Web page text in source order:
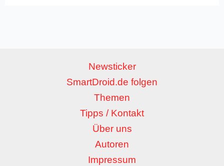
Newsticker
SmartDroid.de folgen
Themen
Tipps / Kontakt
Über uns
Autoren
Impressum